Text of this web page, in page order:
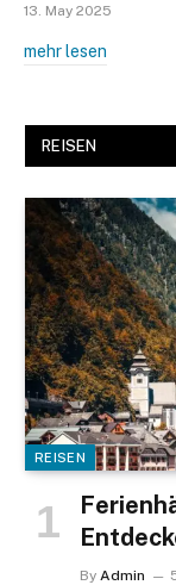
13. May 2025
mehr lesen
REISEN
REISEN
By Admin